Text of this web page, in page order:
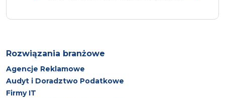
Rozwiązania branżowe
Agencje Reklamowe
Audyt i Doradztwo Podatkowe
Firmy IT